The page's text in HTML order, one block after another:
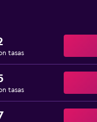
tasas
tasas